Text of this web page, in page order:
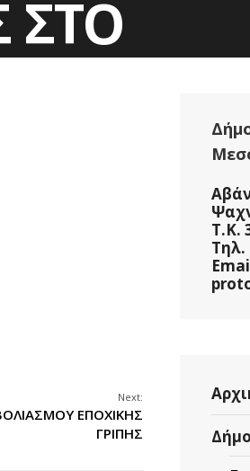
ΣΤΟ
WAIS
Next:
ΕΠΟΧΙΚΗΣ
ΓΡΙΠΗΣ
Τ.Κ.
Τηλ.